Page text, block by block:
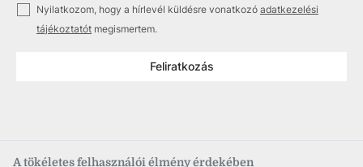
A tökéletes felhasználói élmény érdekében
✓ Nyilatkozom, hogy a hírlevél küldésre vonatkozó adatkezelési
tájékoztatót megismertem.
Feliratkozás